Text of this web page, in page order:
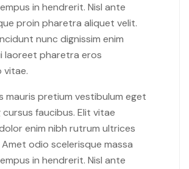
in hendrerit. Nisl ante
proin pharetra aliquet velit.
nunc dignissim enim
laoreet pharetra eros
vitae.
mauris pretium vestibulum eget
faucibus. Elit vitae
enim nibh rutrum ultrices
Amet odio scelerisque massa
in hendrerit. Nisl ante